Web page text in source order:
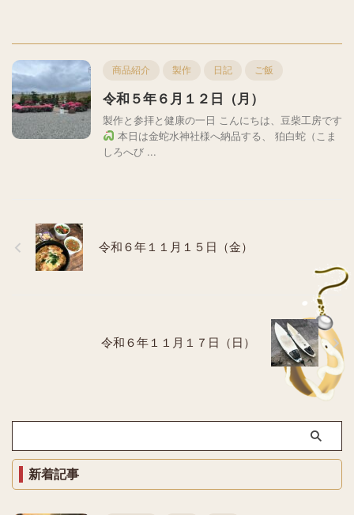
商品紹介 製作 日記 ご飯
令和５年６月１２日（月）
製作と参拝と健康の一日 こんにちは、豆柴工房です
本日は金蛇水神社様へ納品する、 狛白蛇（こま
しろへび ...
令和６年１１月１５日（金）
令和６年１１月１７日（日）
新着記事